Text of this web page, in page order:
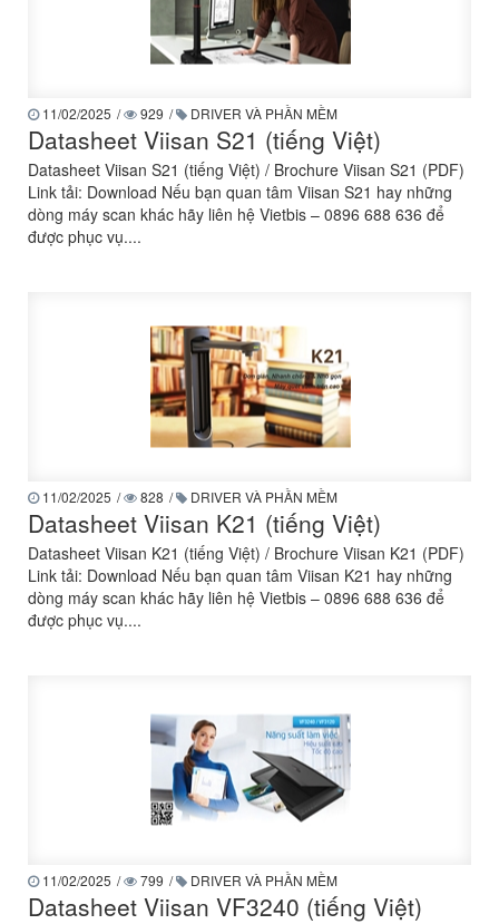
11/02/2025 / 929 / DRIVER VÀ PHẦN MỀM
Datasheet Viisan S21 (tiếng Việt)
Datasheet Viisan S21 (tiếng Việt) / Brochure Viisan S21 (PDF)
Link tải: Download Nếu bạn quan tâm Viisan S21 hay những
dòng máy scan khác hãy liên hệ Vietbis – 0896 688 636 để
được phục vụ....
11/02/2025 / 828 / DRIVER VÀ PHẦN MỀM
Datasheet Viisan K21 (tiếng Việt)
Datasheet Viisan K21 (tiếng Việt) / Brochure Viisan K21 (PDF)
Link tải: Download Nếu bạn quan tâm Viisan K21 hay những
dòng máy scan khác hãy liên hệ Vietbis – 0896 688 636 để
được phục vụ....
11/02/2025 / 799 / DRIVER VÀ PHẦN MỀM
Datasheet Viisan VF3240 (tiếng Việt)